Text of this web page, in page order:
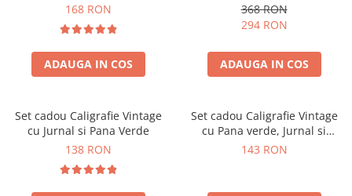
168 RON
ADAUGA IN COS
368 RON
294 RON
ADAUGA IN COS
Set cadou Caligrafie Vintage
cu Jurnal si Pana Verde
138 RON
Set cadou Caligrafie Vintage
cu Pana verde, Jurnal si
Suport pentru stilou, 9 piese
143 RON